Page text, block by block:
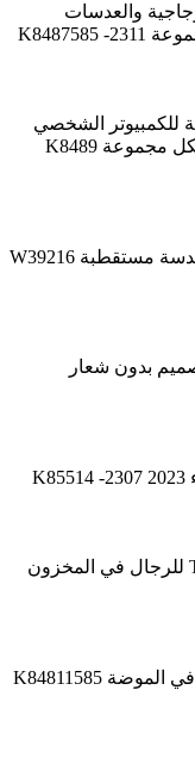
والعدسات
للكمبيوتر الشخصي
للرجال 49 تصميم موك 2000 قطعة لكل مجموعة K8489
نظارات شمسية من Al-mg & TR وعدسة مستقطبة W39216
بدون شعار
أرخص نظارات شمسية مستقطبة TR للرجال في المخزون
أرخص النظارات الشمسية للكمبيوتر في الموضة K84811585